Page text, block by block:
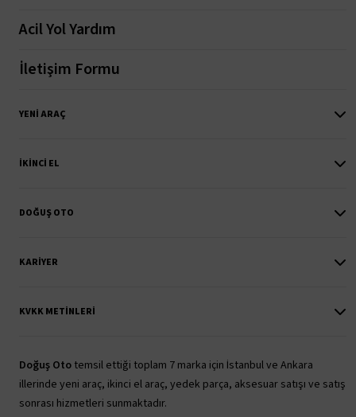
Acil Yol Yardım
İletişim Formu
YENI ARAÇ
İKINCI EL
DOĞUŞ OTO
KARIYER
KVKK METINLERI
Doğuş Oto temsil ettiği toplam 7 marka için İstanbul ve Ankara
illerinde yeni araç, ikinci el araç, yedek parça, aksesuar satışı ve satış
sonrası hizmetleri sunmaktadır.